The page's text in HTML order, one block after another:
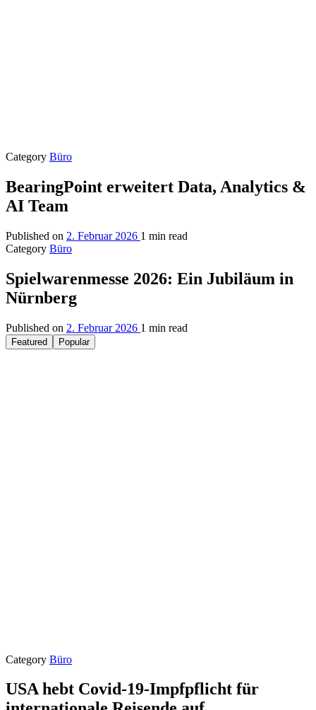
Category Büro
BearingPoint erweitert Data, Analytics &
AI Team
Published on 2. Februar 2026 1 min read
Category Büro
Spielwarenmesse 2026: Ein Jubiläum in
Nürnberg
Published on 2. Februar 2026 1 min read
Featured Popular
Category Büro
USA hebt Covid-19-Impfpflicht für